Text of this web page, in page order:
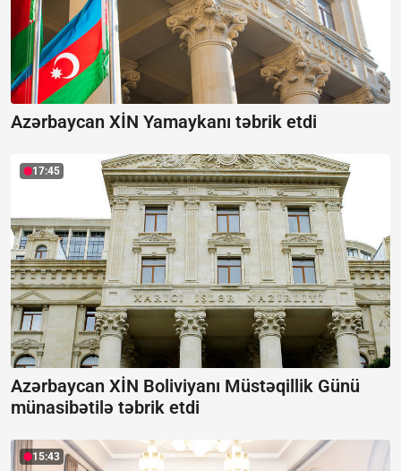
Azərbaycan XİN Yamaykanı təbrik etdi
17:45
Azərbaycan XİN Boliviyanı Müstəqillik Günü
münasibətilə təbrik etdi
15:43